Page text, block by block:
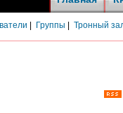
Группы Тронный